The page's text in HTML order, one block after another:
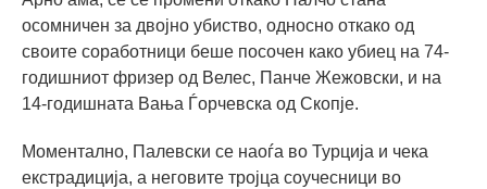
осомничен за двојно убиство, односно откако од
своите соработници беше посочен како убиец на 74-
годишниот фризер од Велес, Панче Жежовски, и на
14-годишната Вања Ѓорчевска од Скопје.
Моментално, Палевски се наоѓа во Турција и чека
екстрадиција, а неговите тројца соучесници во